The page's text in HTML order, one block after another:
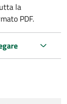
la
PDF.